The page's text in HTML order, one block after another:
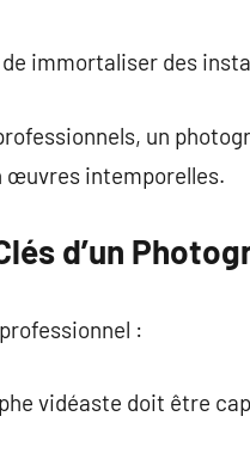
immortaliser des
un
œuvres intemporelles.
d’un
:
vidéaste doit être